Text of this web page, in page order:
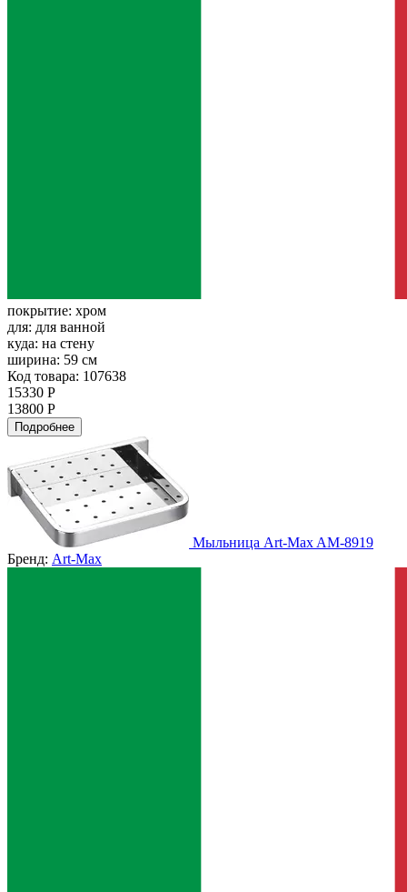
покрытие: хром
для: для ванной
куда: на стену
ширина: 59 см
Код товара: 107638
15330 Р
13800 Р
Подробнее
Мыльница Art-Max AM-8919
Бренд: Art-Max